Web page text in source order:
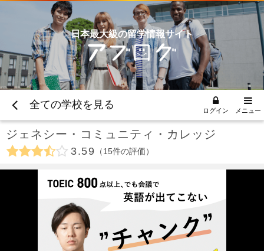
日本最大級の留学情報サイト
全ての学校を見る ログイン メニュー
ジェネシー・コミュニティ・カレッジ
3.59 15件の評価